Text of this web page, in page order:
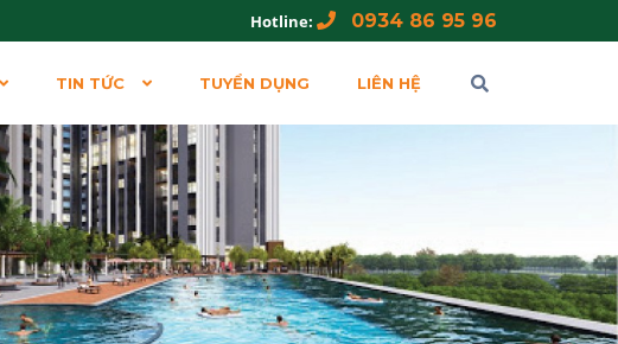
Hotline: 0934 86 95 96
TIN TỨC TUYỂN DỤNG LIÊN HỆ